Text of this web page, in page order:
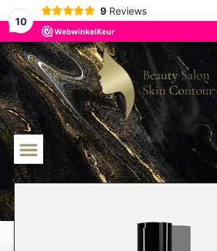
10
9 Reviews